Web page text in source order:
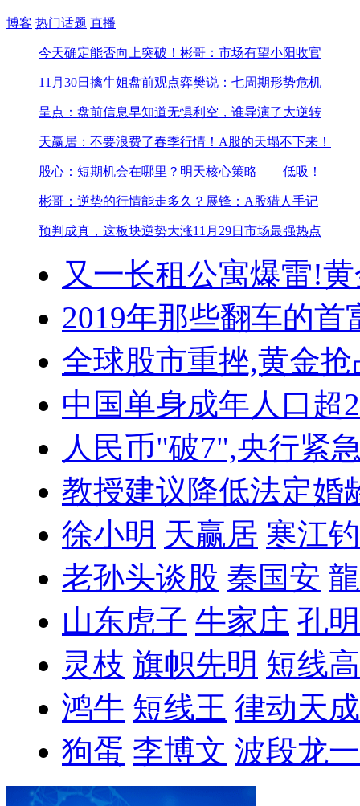
博客 热门话题 直播
今天确定能否向上突破！ 彬哥：市场有望小阳收官
11月30日擒牛姐盘前观点弈樊说：七周期形势危机
呈点：盘前信息早知道无惧利空，谁导演了大逆转
天赢居：不要浪费了春季行情！ A股的天塌不下来！
股心：短期机会在哪里？ 明天核心策略——低吸！
彬哥：逆势的行情能走多久？ 展锋：A股猎人手记
预判成真，这板块逆势大涨11月29日市场最强热点
又一长租公寓爆雷!
2019年那些翻车的首
全球股市重挫,黄金抢
中国单身成年人口超
人民币"破7",央行紧
教授建议降低法定婚
徐小明 天赢居 寒江
老孙头谈股 秦国安
山东虎子 牛家庄 孔
灵枝 旗帜先明 短线
鸿牛 短线王 律动天成
狗蛋 李博文 波段龙一